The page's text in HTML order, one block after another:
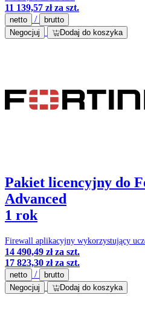
11 139,57 złza szt.
netto /
brutto
Negocjuj
Dodaj do koszyka
Pakiet licencyjny do
Advanced
1 rok
Firewall aplikacyjny wykorzystujący
14 490,49 złza szt.
17 823,30 złza szt.
netto /
brutto
Negocjuj
Dodaj do koszyka